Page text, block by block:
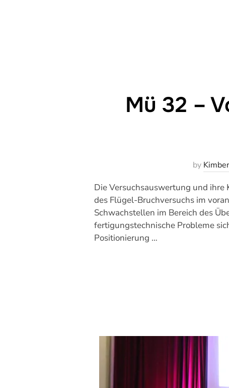
Mü 32 –
by
Die Versuchsauswertung und
des Flügel-Bruchversuchs im
Schwachstellen im Bereich des
fertigungstechnische Probleme
Positionierung …